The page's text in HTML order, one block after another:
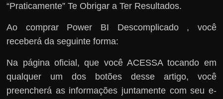
“Praticamente” Te Obrigar a Ter Resultados.
Ao comprar Power BI Descomplicado , você
receberá da seguinte forma:
Na página oficial, que você ACESSA tocando em
qualquer um dos botões desse artigo, você
preencherá as informações juntamente com seu e-